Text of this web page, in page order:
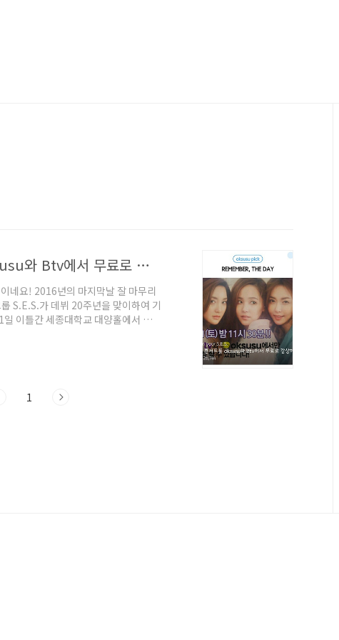
12월 31일 S.E.S. 20주년 콘서트를 oksusu와 Btv에서 무료로 감상하세요!
네요! 2016년의 마지막날 잘 마무리
S.E.S.가 데뷔 20주년을 맞이하여 기
이틀간 세종대학교 대양홀에서 콘서
. 데뷔 후 20년이 지났지만 여전히 변
1